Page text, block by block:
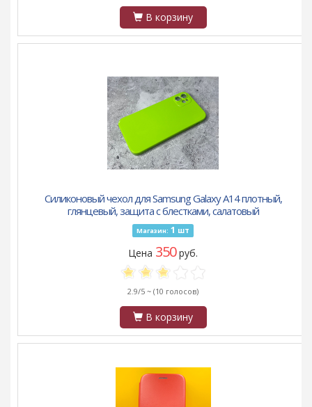
В корзину
Силиконовый чехол для Samsung Galaxy A14 плотный,
глянцевый, защита с блестками, салатовый
Магазин: 1 шт
Цена 350руб.
2.9/5 ~ (10 голосов)
В корзину